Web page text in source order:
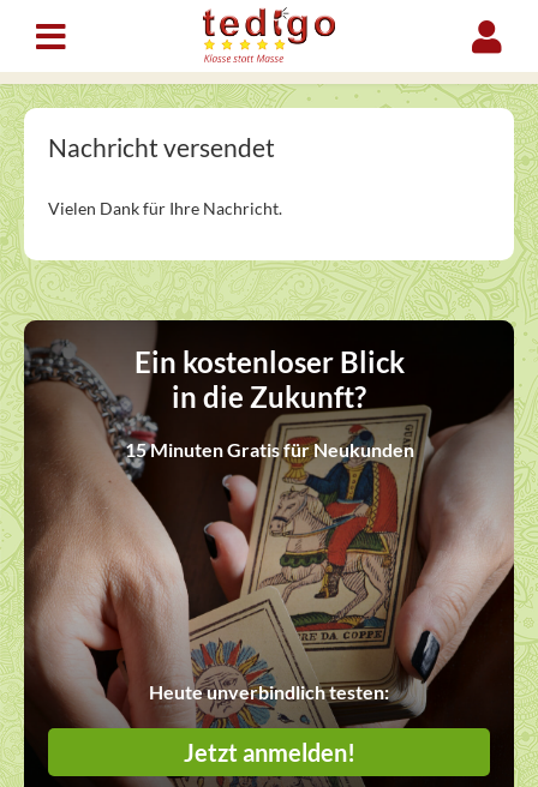
Nachricht versendet
Vielen Dank für Ihre Nachricht.
Ein kostenloser Blick
in die Zukunft?
15 Minuten Gratis für Neukunden
Heute unverbindlich testen:
Jetzt anmelden!